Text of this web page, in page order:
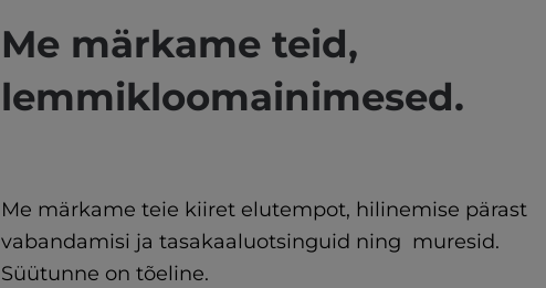
Me märkame teid,
lemmikloomainimesed.
Me märkame teie kiiret elutempot, hilinemise pärast
vabandamisi ja tasakaaluotsinguid ning muresid.
Süütunne on tõeline.